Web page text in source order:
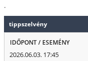
.
tippszelvény
IDŐPONT / ESEMÉNY
2026.06.03. 17:45